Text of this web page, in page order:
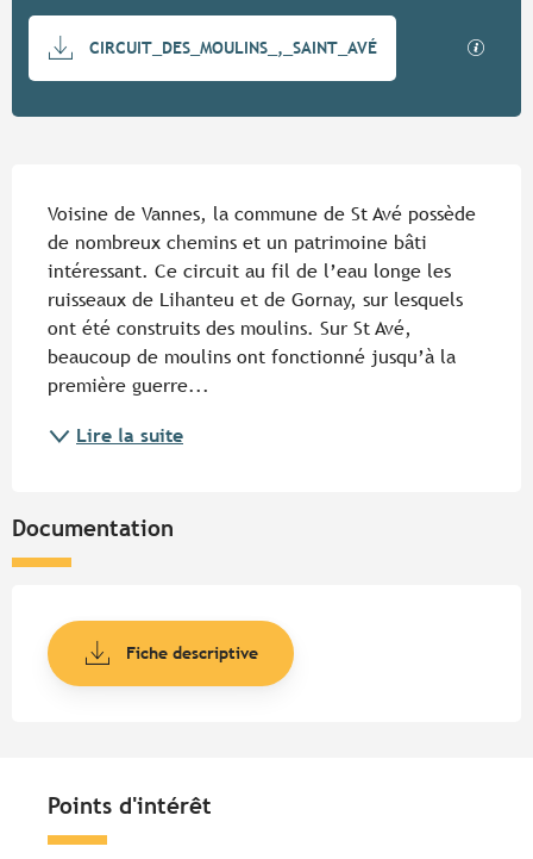
Documentation
CIRCUIT_DES_MOULINS_,_SAINT_AVÉ
Voisine de Vannes, la commune de St Avé possède
de nombreux chemins et un patrimoine bâti
intéressant. Ce circuit au fil de l’eau longe les
ruisseaux de Lihanteu et de Gornay, sur lesquels
ont été construits des moulins. Sur St Avé,
beaucoup de moulins ont fonctionné jusqu’à la
première guerre...
Lire la suite
Documentation
Fiche descriptive
Points d'intérêt